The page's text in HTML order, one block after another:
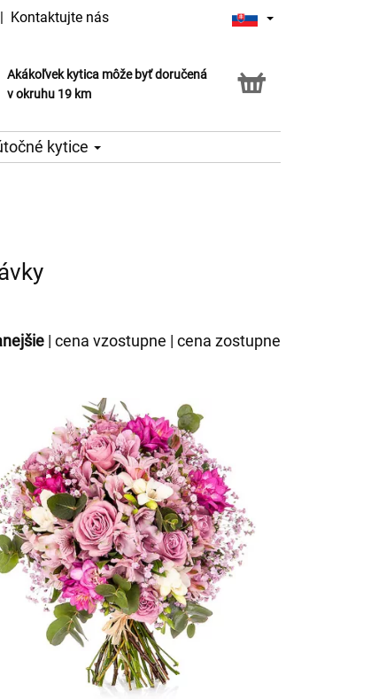
| Kontaktujte nás
Akákoľvek kytica môže byť doručená
v okruhu 19 km
Služba Click & Collect
kytice
| cena vzostupne | cena zostupne